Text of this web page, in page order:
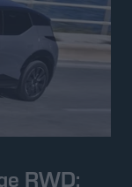
RWD: